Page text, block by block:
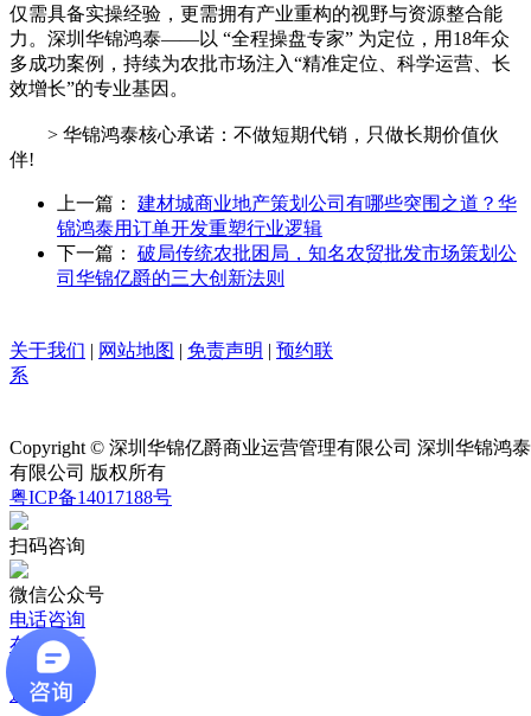
仅需具备实操经验，更需拥有产业重构的视野与资源整合能
力。深圳华锦鸿泰——以 “全程操盘专家” 为定位，用18年众
多成功案例，持续为农批市场注入“精准定位、科学运营、长
效增长”的专业基因。
> 华锦鸿泰核心承诺：不做短期代销，只做长期价值伙
伴!
上一篇： 建材城商业地产策划公司有哪些突围之道？华
锦鸿泰用订单开发重塑行业逻辑
下一篇： 破局传统农批困局，知名农贸批发市场策划公
司华锦亿爵的三大创新法则
关于我们 | 网站地图 | 免责声明 | 预约联
系
Copyright © 深圳华锦亿爵商业运营管理有限公司 深圳华锦鸿
有限公司 版权所有
粤ICP备14017188号
扫码咨询
微信公众号
电话咨询
在线留言
在线地图
返回首页